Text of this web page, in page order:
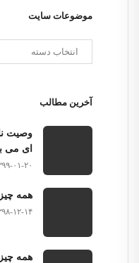
موضوعات سایت
آخرین مطالب
وصیت
ای می
۱۳۹۹-۰۱-
همه
۱۳۹۸-۱۲-
همه